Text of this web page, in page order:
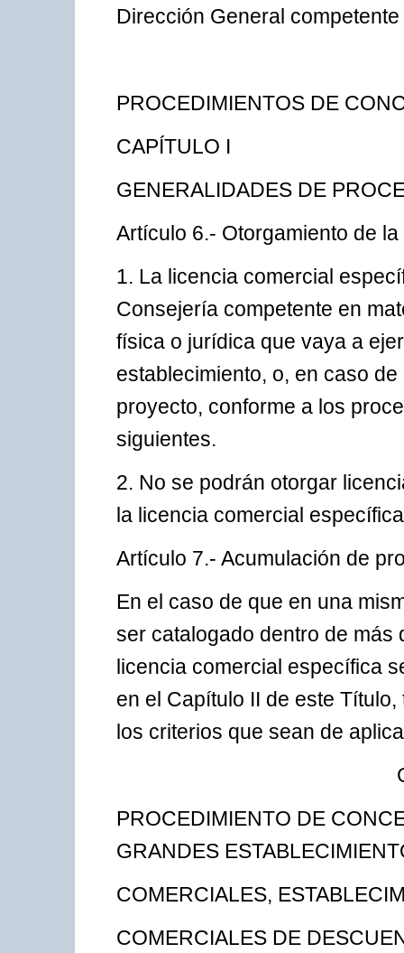
Dirección General
PROCEDIMIENTOS DE
CAPÍTULO I
GENERALIDADES DE
Artículo 6.- Otorgamiento de
1. La licencia comercial
Consejería competente en
física o jurídica que vaya a
establecimiento, o, en caso
proyecto, conforme a los
siguientes.
2. No se podrán otorgar
la licencia comercial
Artículo 7.- Acumulación de
En el caso de que en una
ser catalogado dentro de
licencia comercial específica
en el Capítulo II de este
los criterios que sean de
PROCEDIMIENTO DE
GRANDES
COMERCIALES,
COMERCIALES DE